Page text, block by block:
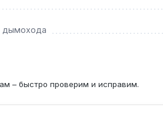
может снизиться — для точного
дымохода
– быстро проверим и исправим.